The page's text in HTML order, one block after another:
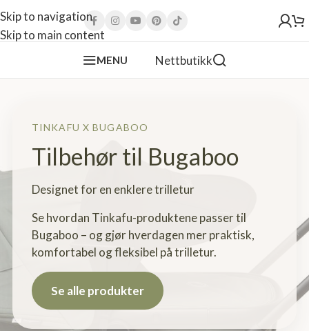
Skip to navigation
Skip to main content
MENU Nettbutikk
TINKAFU X BUGABOO
Tilbehør til Bugaboo
Designet for en enklere trilletur
Se hvordan Tinkafu-produktene passer til
Bugaboo – og gjør hverdagen mer praktisk,
komfortabel og fleksibel på trilletur.
Se alle produkter